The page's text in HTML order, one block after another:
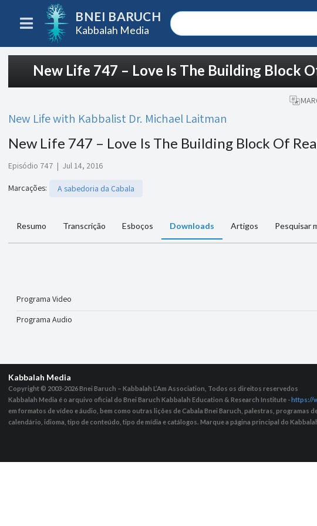
BNEI BARUCH
Kabbalah Media
New Life 747 – Love Is The Building Block
New Life with Kabbalist Dr. Michael Laitman
New Life 747 – Love Is The Building Block Of
Episódio 747 | Jul 14, 2016
Marcações: A sabedoria da Cabala
Resumo Transcrição Esboços Downloads Artigos Pesquisar
Programa Video
Programa Audio
Kabbalah Media
Copyright © 2003-2026Bnei Baruch – Kabbalah L’Am Association, Todos os direitos reservedos
Kabbalah Media é o arquivo oficial do Bnei Baruch Kabbalah Education & Research Institute -https://
em formatos de vídeo e áudio, bem como outras lições de Cabala Bnei Baruch, palestras,
calendário, idioma, tipo de conteúdo, tipo de mídia e catálogos. Marque a página principal do